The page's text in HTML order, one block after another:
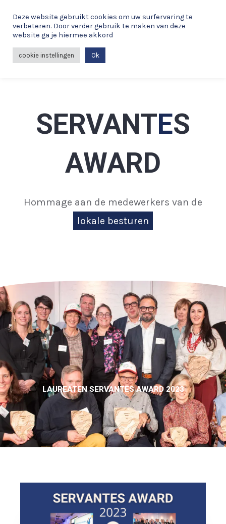
naar
inhoud
SERVANTES
AWARD
Hommage aan de medewerkers van de
lokale besturen
LAUREATEN SERVANTES AWARD 2023
Deze website gebruikt cookies om uw surfervaring te
verbeteren. Door verder gebruik te maken van deze
website ga je hiermee akkord
cookie instellingen Ok